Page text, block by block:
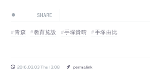
SHARE
青森 教育施設 手塚貴晴 手塚由比
2016.03.03 Thu 13:08 permalink